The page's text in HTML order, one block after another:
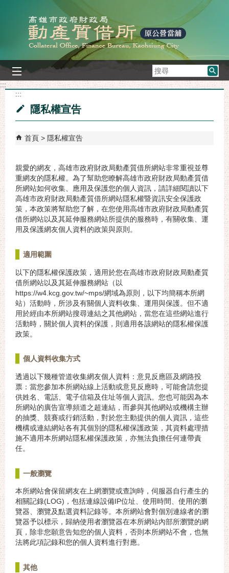
跳到主要內容區塊
搜
尋
:::
:::
隱私權宣告
首頁 隱私權宣告
親愛的網友，高雄市政府財政局動產質借所網站非常重視並尊
重網友的隱私權。為了幫助您瞭解高雄市政府財政局動產質借
所網站如何收集、應用及保護您的個人資訊，請詳細閱讀以下
高雄市政府財政局動產質借所網站隱私權暨資訊安全保護政
策，本政策將幫助您了解，在您使用高雄市政府財政局動產質
借所網站以及其延伸服務網站所提供的服務時，有關收集、運
用及保護網友個人資料的政策與原則。
適用範圍
以下的隱私權保護政策，適用於您在高雄市政府財政局動產質
借所網站以及其延伸服務網站（以
https://w4.kcg.gov.tw/~mps/網域為原則，以下均簡稱本所網
站）活動時，所涉及有關個人資料收集、運用與保護。但不適
用於經由本所網站搜尋連結之其他網站，當您在這些網站進行
活動時，關於個人資料的保護，則適用各該網站的隱私權保護
政策。
個人資料收集方式
透過以下幾種管道收集網友個人資料：意見反應區及網路投
票：當您參加本所網站線上活動或意見反應時，可能會請您提
供姓名、電話、電子信箱及住址等個人資訊。您也可能因為本
所網站的廣告宣導頻道之超連結，而參與其他網站或機構主辦
的抽獎、競賽或行銷活動，對於您主動提供的個人資訊，這些
機構或連結網站各有其個別的隱私權保護政策，其資料處理措
施不適用本所網站隱私權保護政策，亦無法負擔任何連帶責
任。
一般瀏覽
本所網站會保留網友在上網瀏覽或查詢時，伺服器自行產生的
相關記錄(LOG)，包括連線設備IP位址、使用時間、使用的瀏
覽器、瀏覽及點選資料記錄等。本所網站會對個別連線者的瀏
覽器予以標示，歸納使用者瀏覽器在本所網站內部所瀏覽的網
頁，除非您願意告知您的個人資料，否則本所網站不會，也無
法將此項記錄和您的個人資料進行對應。
其他